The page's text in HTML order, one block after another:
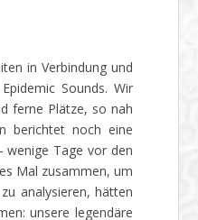
in Verbindung und
Sounds. Wir
ferne Plätze, so nah
berichtet noch eine
wenige Tage vor den
Mal zusammen, um
analysieren, hätten
unsere legendäre